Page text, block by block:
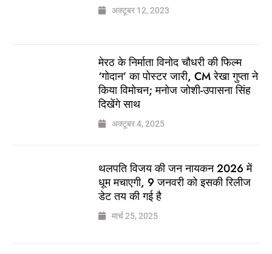
अक्टूबर 12, 2023
मेरठ के निर्माता विनोद चौधरी की फिल्म
‘गोदान’ का पोस्टर जारी, CM रेखा गुप्ता ने
किया विमोचन; मनोज जोशी-उपासना सिंह
दिखेंगे साथ
अक्टूबर 4, 2025
थलपति विजय की जन नायकन 2026 में
धूम मचाएगी, 9 जनवरी को इसकी रिलीज
डेट तय की गई है
मार्च 25, 2025